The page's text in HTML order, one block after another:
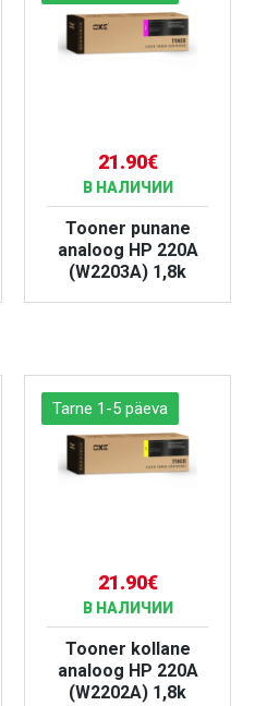
21.90€
В НАЛИЧИИ
Tooner punane
analoog HP 220A
(W2203A) 1,8k
Tarne 1-5 päeva
21.90€
В НАЛИЧИИ
Tooner kollane
analoog HP 220A
(W2202A) 1,8k